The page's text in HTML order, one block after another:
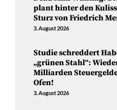
plant hinter den
Sturz von Friedrich
3. August 2026
Studie schreddert
„grünen Stahl“:
Milliarden
Ofen!
3. August 2026